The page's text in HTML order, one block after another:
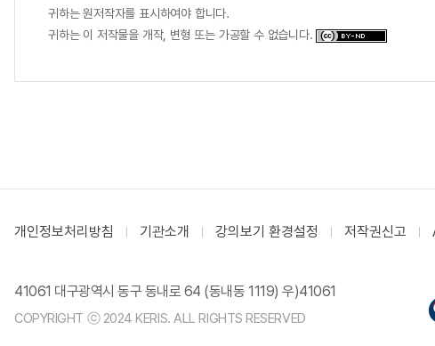
귀하는 원저작자를 표시하여야 합니다.
귀하는 이 저작물을 개작, 변형 또는 가공할 수 없습니다.
개인정보처리방침 기관소개 강의보기 환경설정 저작권신고
41061 대구광역시 동구 동내로 64 (동내동 1119) 우)41061
COPYRIGHT ⓒ 2024 KERIS. ALL RIGHTS RESERVED